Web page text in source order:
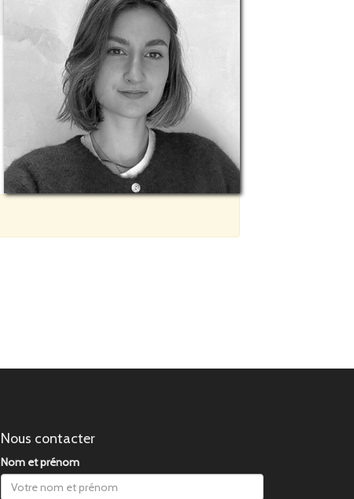
Nous contacter
Nom et prénom